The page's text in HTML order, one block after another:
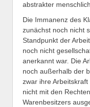
abstrakter
Die Immanenz des
zunächst noch nicht
Standpunkt der
noch nicht
anerkannt war. Die
noch außerhalb der
zwar ihre
nicht mit den
Warenbesitzers